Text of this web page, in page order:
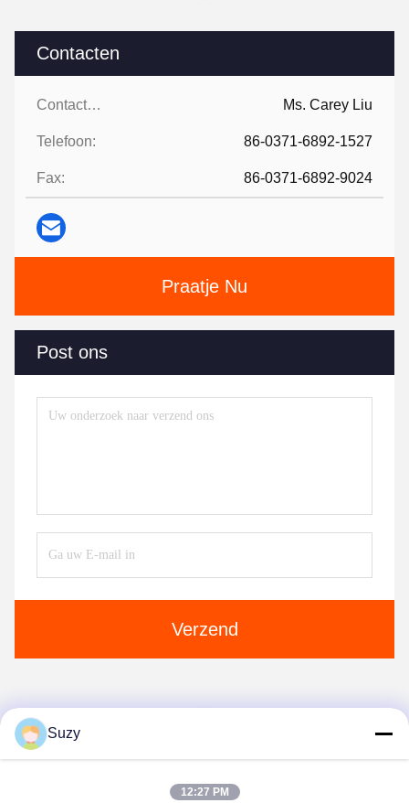
Contacten
Contacten: Ms. Carey Liu
Telefoon: 86-0371-6892-1527
Fax: 86-0371-6892-9024
Praatje Nu
Post ons
Verzend
Suzy
12:27 PM